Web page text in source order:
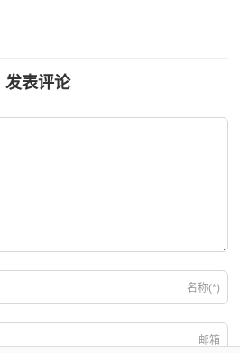
发表评论
名称(*)
邮箱